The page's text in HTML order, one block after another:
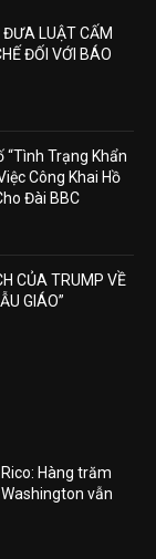
ĐƯA LUẬT CẤM
ĐỐI VỚI BÁO
“Tình Trạng Khẩn
Công Khai Hồ
Đài BBC
CỦA TRUMP VỀ
GIÁO”
Hàng trăm
vẫn